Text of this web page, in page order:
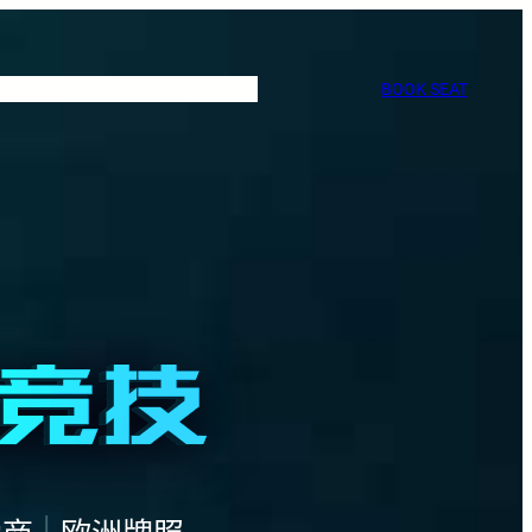
BOOK SEAT